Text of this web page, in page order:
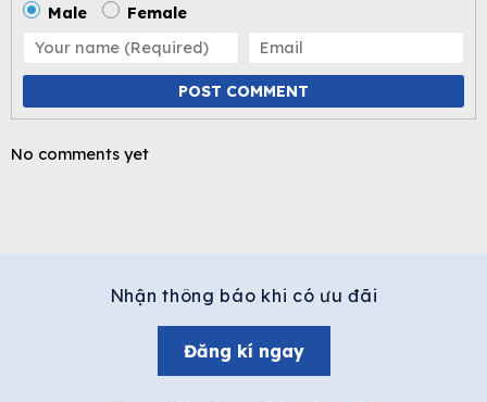
Male Female
POST COMMENT
No comments yet
Nhận thông báo khi có ưu đãi
Đăng kí ngay